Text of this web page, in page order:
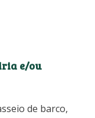
e/ou
de barco,